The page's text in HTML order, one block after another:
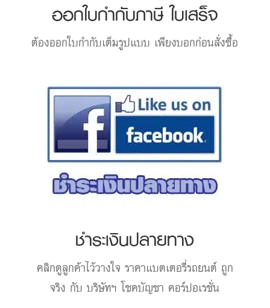
ออกใบกำกับภาษี ใบเสร็จ
ต้องออกใบกำกับเต็มรูปแบบ เพียงบอกก่อนสั่งซื้อ
ชำระเงินปลายทาง
คลิกดูลูกค้าไว้วางใจ ราคาแบตเตอรี่รถยนต์ถูก
จริง กับ บริษัทฯ โชคบัญชา คอร์ปอเรชั่น